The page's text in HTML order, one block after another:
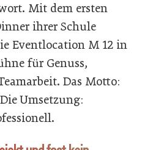
Mit dem ersten
ihrer Schule
Eventlocation M 12 in
für Genuss,
Das Motto:
Umsetzung: